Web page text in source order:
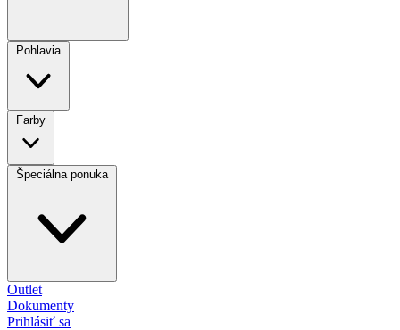
Pohlavia
Farby
Špeciálna ponuka
Outlet
Dokumenty
Prihlásiť sa